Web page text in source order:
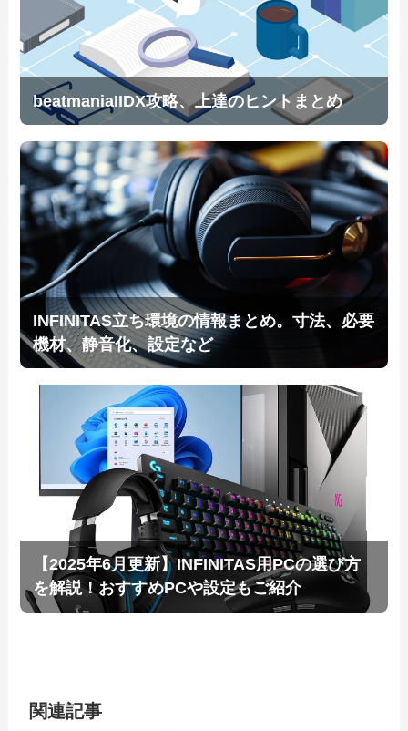
beatmaniaIIDX攻略、上達のヒントまとめ
INFINITAS立ち環境の情報まとめ。寸法、必要
機材、静音化、設定など
【2025年6月更新】INFINITAS用PCの選び方
を解説！おすすめPCや設定もご紹介
関連記事